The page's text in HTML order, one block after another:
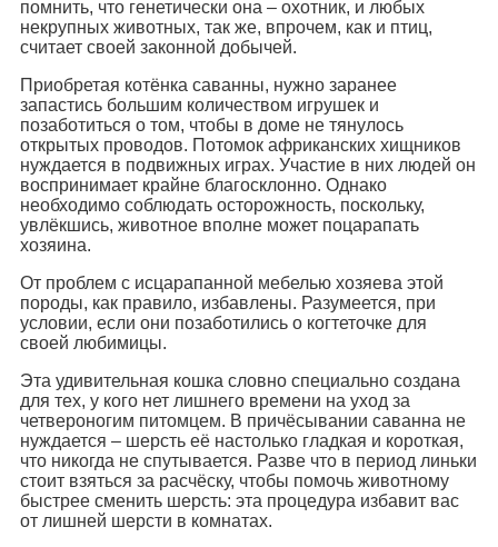
помнить, что генетически она – охотник, и любых
некрупных животных, так же, впрочем, как и птиц,
считает своей законной добычей.
Приобретая котёнка саванны, нужно заранее
запастись большим количеством игрушек и
позаботиться о том, чтобы в доме не тянулось
открытых проводов. Потомок африканских хищников
нуждается в подвижных играх. Участие в них людей он
воспринимает крайне благосклонно. Однако
необходимо соблюдать осторожность, поскольку,
увлёкшись, животное вполне может поцарапать
хозяина.
От проблем с исцарапанной мебелью хозяева этой
породы, как правило, избавлены. Разумеется, при
условии, если они позаботились о когтеточке для
своей любимицы.
Эта удивительная кошка словно специально создана
для тех, у кого нет лишнего времени на уход за
четвероногим питомцем. В причёсывании саванна не
нуждается – шерсть её настолько гладкая и короткая,
что никогда не спутывается. Разве что в период линьки
стоит взяться за расчёску, чтобы помочь животному
быстрее сменить шерсть: эта процедура избавит вас
от лишней шерсти в комнатах.